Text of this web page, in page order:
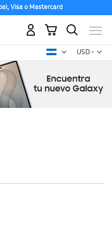
Visa o Mastercard
USD -
dólar
Mi carrito